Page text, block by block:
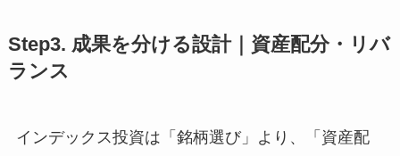
Step3. 成果を分ける設計｜資産配分・リバ
ランス
インデックス投資は「銘柄選び」より、「資産配